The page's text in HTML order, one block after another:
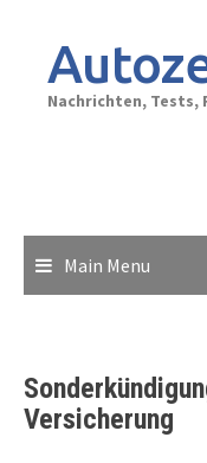
content
Nachrichten,
Main Menu
Versicherung